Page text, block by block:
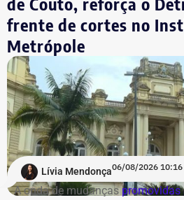
O reforço nas exigências de
atualização de normas de
brechas para garantir que as
passem por critérios mais
patrimônio destinado às
servidores do Rio.
COM FÁBIO MARTINS.
análise e, em junho, a Justiça
encaminhamento do
instaurar o inquérito policial e
necessárias para que o
identificado.
Os investigadores expediram um
Platforms para obter os dados
perfil responsável pelo
Com informações de G1.
frente de cortes no
Metrópole
Lívia Mendonça06/08/2026 10:16
A onda de mudançaspromovidas